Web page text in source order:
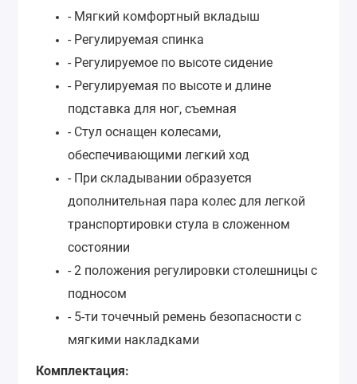
- Мягкий комфортный вкладыш
- Регулируемая спинка
- Регулируемое по высоте сидение
- Регулируемая по высоте и длине
подставка для ног, съемная
- Стул оснащен колесами,
обеспечивающими легкий ход
- При складывании образуется
дополнительная пара колес для легкой
транспортировки стула в сложенном
состоянии
- 2 положения регулировки столешницы с
подносом
- 5-ти точечный ремень безопасности с
мягкими накладками
Комплектация: